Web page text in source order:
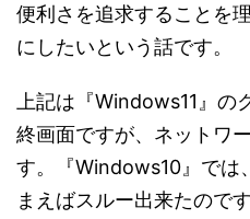
便利さを追求することを
にしたいという話です。
上記は『Windows11』の
終画面ですが、ネットワ
す。『Windows10』では
まえばスルー出来たので